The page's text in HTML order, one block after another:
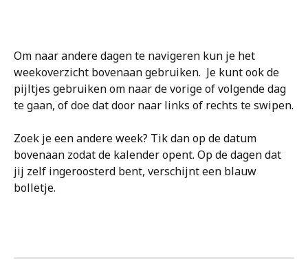
Om naar andere dagen te navigeren kun je het
weekoverzicht bovenaan gebruiken.  Je kunt ook de
pijltjes gebruiken om naar de vorige of volgende dag
te gaan, of doe dat door naar links of rechts te swipen.
Zoek je een andere week? Tik dan op de datum
bovenaan zodat de kalender opent. Op de dagen dat
jij zelf ingeroosterd bent, verschijnt een blauw
bolletje.